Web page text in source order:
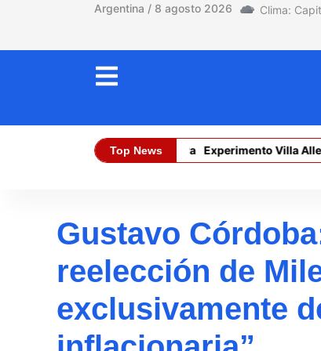
Argentina / 8 agosto 2026
Top News
El límite está en la tierra Experimento Villa
Dólar Oficial (Compra):$ 1470,00
Gustavo
reelección de
exclusivamente